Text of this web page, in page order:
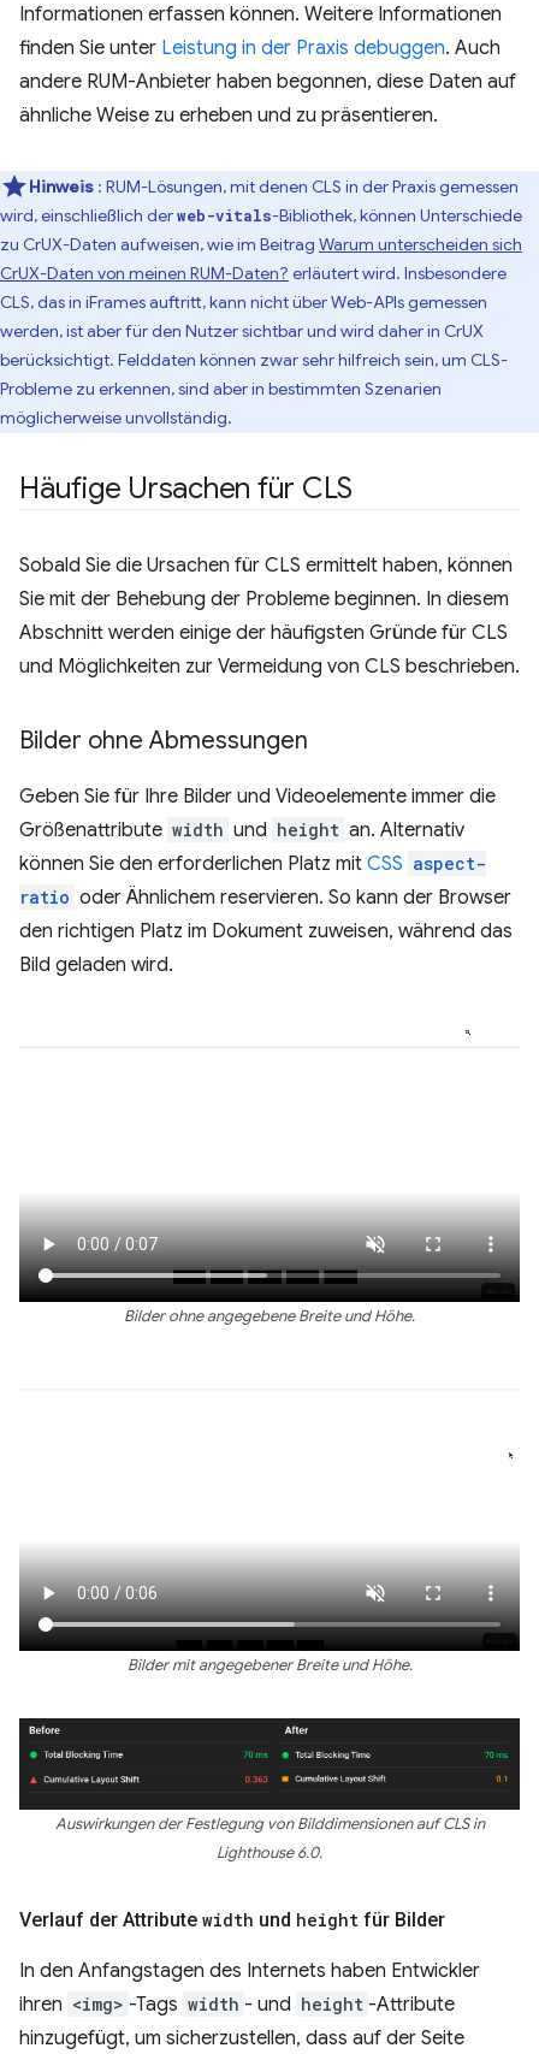
Informationen erfassen können. Weitere Informationen
finden Sie unter Leistung in der Praxis debuggen. Auch
andere RUM-Anbieter haben begonnen, diese Daten auf
ähnliche Weise zu erheben und zu präsentieren.
Hinweis : RUM-Lösungen, mit denen CLS in der Praxis gemessen
wird, einschließlich derweb-vitals-Bibliothek, können Unterschiede
zu CrUX-Daten aufweisen, wie im Beitrag Warum unterscheiden sich
CrUX-Daten von meinen RUM-Daten? erläutert wird. Insbesondere
CLS, das in iFrames auftritt, kann nicht über Web-APIs gemessen
werden, ist aber für den Nutzer sichtbar und wird daher in CrUX
berücksichtigt. Felddaten können zwar sehr hilfreich sein, um CLS-
Probleme zu erkennen, sind aber in bestimmten Szenarien
möglicherweise unvollständig.
Häufige Ursachen für CLS
Sobald Sie die Ursachen für CLS ermittelt haben, können
Sie mit der Behebung der Probleme beginnen. In diesem
Abschnitt werden einige der häufigsten Gründe für CLS
und Möglichkeiten zur Vermeidung von CLS beschrieben.
Bilder ohne Abmessungen
Geben Sie für Ihre Bilder und Videoelemente immer die
Größenattribute width und height an. Alternativ
können Sie den erforderlichen Platz mit CSS aspect-
ratio oder Ähnlichem reservieren. So kann der Browser
den richtigen Platz im Dokument zuweisen, während das
Bild geladen wird.
Bilder ohne angegebene Breite und Höhe.
Bilder mit angegebener Breite und Höhe.
Auswirkungen der Festlegung von Bilddimensionen auf CLS in
Lighthouse 6.0.
Verlauf der Attribute width und height für Bilder
In den Anfangstagen des Internets haben Entwickler
ihren <img> -Tags width - und height -Attribute
hinzugefügt, um sicherzustellen, dass auf der Seite